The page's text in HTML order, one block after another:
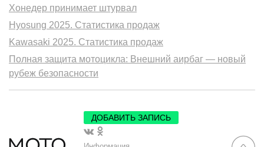
Хонедер принимает штурвал
Hyosung 2025. Статистика продаж
Kawasaki 2025. Статистика продаж
Полная защита мотоцикла: Внешний аирбаг — новый
рубеж безопасности
ДОБАВИТЬ ЗАПИСЬ